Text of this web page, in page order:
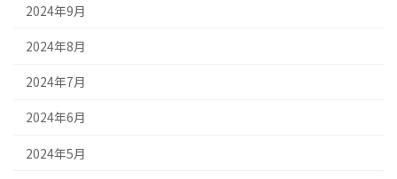
2024年9月
2024年8月
2024年7月
2024年6月
2024年5月